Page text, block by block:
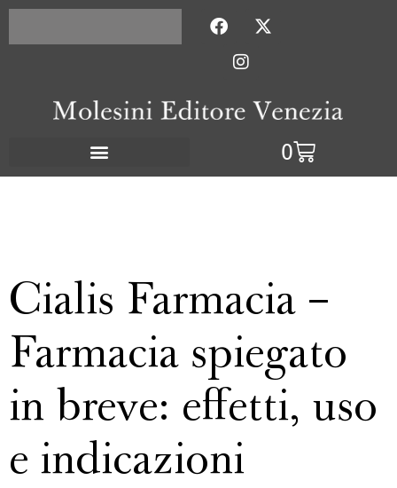
Pagamenti sicuri
con PayPal
0
Cialis Farmacia –
Farmacia spiegato
in breve: effetti, uso
e indicazioni